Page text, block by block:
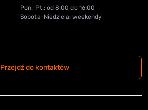
Pon.-Pt.: od 8:00 do 16:00
Sobota-Niedziela: weekendy
Przejdź do kontaktów